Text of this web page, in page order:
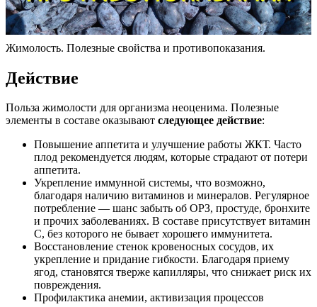
Жимолость. Полезные свойства и противопоказания.
Действие
Польза жимолости для организма неоценима. Полезные
элементы в составе оказывают следующее действие:
Повышение аппетита и улучшение работы ЖКТ. Часто
плод рекомендуется людям, которые страдают от потери
аппетита.
Укрепление иммунной системы, что возможно,
благодаря наличию витаминов и минералов. Регулярное
потребление — шанс забыть об ОРЗ, простуде, бронхите
и прочих заболеваниях. В составе присутствует витамин
С, без которого не бывает хорошего иммунитета.
Восстановление стенок кровеносных сосудов, их
укрепление и придание гибкости. Благодаря приему
ягод, становятся тверже капилляры, что снижает риск их
повреждения.
Профилактика анемии, активизация процессов